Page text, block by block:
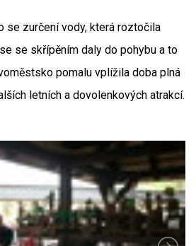
se zurčení vody, která roztočila
se skřípěním daly do pohybu a to
pomalu vplížila doba plná
letních a dovolenkových atrakcí.